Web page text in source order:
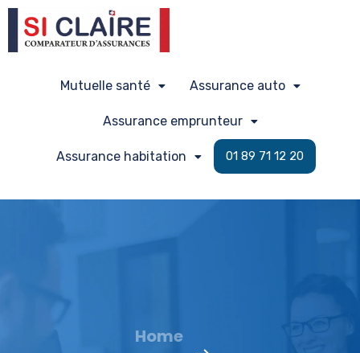
Mutuelle santé Assurance auto
Assurance emprunteur
Assurance habitation 01 89 71 12 20
Home